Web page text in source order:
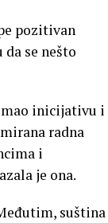
pozitivan
se nešto
inicijativu i
radna
i
je ona.
suština